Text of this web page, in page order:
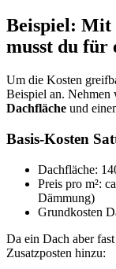
Beispiel: Mit
musst du für
Um die Kosten
Beispiel an. Nehmen
Dachfläche und
Basis-Kosten
Dachfläche:
Preis pro m²:
Dämmung)
Grundkosten
Da ein Dach aber
Zusatzposten hinzu: